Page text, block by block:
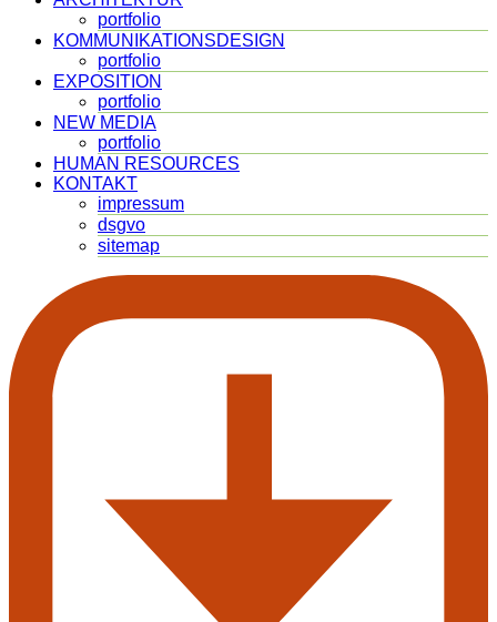
portfolio
KOMMUNIKATIONSDESIGN
portfolio
EXPOSITION
portfolio
NEW MEDIA
portfolio
HUMAN RESOURCES
KONTAKT
impressum
dsgvo
sitemap